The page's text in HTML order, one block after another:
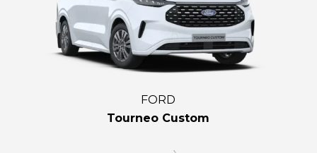
FORD
Tourneo Custom